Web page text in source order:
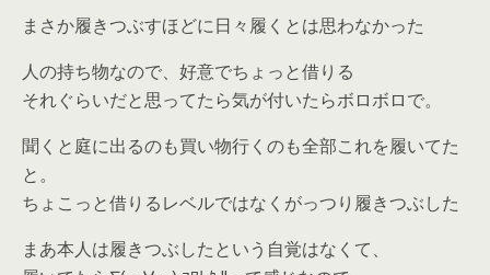
まさか履きつぶすほどに日々履くとは思わなかった
人の持ち物なので、好意でちょっと借りる
それぐらいだと思ってたら気が付いたらボロボロで。
聞くと庭に出るのも買い物行くのも全部これを履いてた
と。
ちょこっと借りるレベルではなくがっつり履きつぶした
まあ本人は履きつぶしたという自覚はなくて、